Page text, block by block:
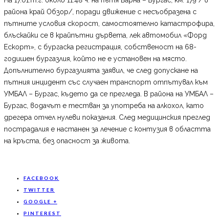
района край Обзор/, поради движение с несъобразена с
пътните условия скорост, самостоятелно катастрофира,
блъскайки се в крайпътни дървета, лек автомобил «Форд
Ескорт», с бургаска регистрация, собственост на 68-
годишен бургазлия, който не е установен на място.
Допълнително бургазлията заявил, че след допускане на
пътния инцидент със случаен транспорт отпътувал към
УМБАЛ – Бургас, където да се прегледа. В района на УМБАЛ –
Бургас, водачът е тестван за употреба на алкохол, като
дрегера отчел нулеви показания. След медицинския преглед
пострадалия е настанен за лечение с контузия в областта
на кръста, без опасност за живота.
FACEBOOK
TWITTER
GOOGLE +
PINTEREST